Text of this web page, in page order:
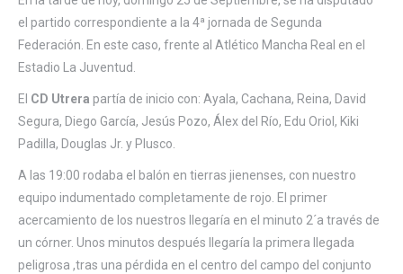
el partido correspondiente a la 4ª jornada de Segunda
Federación. En este caso, frente al Atlético Mancha Real en el
Estadio La Juventud.
El CD Utrera partía de inicio con: Ayala, Cachana, Reina, David
Segura, Diego García, Jesús Pozo, Álex del Río, Edu Oriol, Kiki
Padilla, Douglas Jr. y Plusco.
A las 19:00 rodaba el balón en tierras jienenses, con nuestro
equipo indumentado completamente de rojo. El primer
acercamiento de los nuestros llegaría en el minuto 2´a través de
un córner. Unos minutos después llegaría la primera llegada
peligrosa ,tras una pérdida en el centro del campo del conjunto